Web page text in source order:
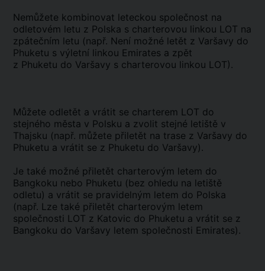
Nemůžete kombinovat leteckou společnost na
odletovém letu z Polska s charterovou linkou LOT na
zpátečním letu (např. Není možné letět z Varšavy do
Phuketu s výletní linkou Emirates a zpět
z Phuketu do Varšavy s charterovou linkou LOT).
Můžete odletět a vrátit se charterem LOT do
stejného města v Polsku a zvolit stejné letiště v
Thajsku (např. můžete přiletět na trase z Varšavy do
Phuketu a vrátit se z Phuketu do Varšavy).
Je také možné přiletět charterovým letem do
Bangkoku nebo Phuketu (bez ohledu na letiště
odletu) a vrátit se pravidelným letem do Polska
(např. Lze také přiletět charterovým letem
společnosti LOT z Katovic do Phuketu a vrátit se z
Bangkoku do Varšavy letem společnosti Emirates).